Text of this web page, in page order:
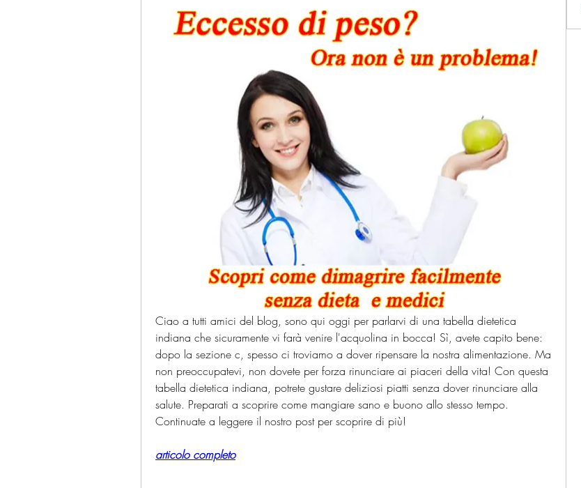
Ciao a tutti amici del blog, sono qui oggi per parlarvi di una tabella dietetica
indiana che sicuramente vi farà venire l'acquolina in bocca! Sì, avete capito bene:
dopo la sezione c, spesso ci troviamo a dover ripensare la nostra alimentazione. Ma
non preoccupatevi, non dovete per forza rinunciare ai piaceri della vita! Con questa
tabella dietetica indiana, potrete gustare deliziosi piatti senza dover rinunciare alla
salute. Preparati a scoprire come mangiare sano e buono allo stesso tempo.
Continuate a leggere il nostro post per scoprire di più!
articolo completo